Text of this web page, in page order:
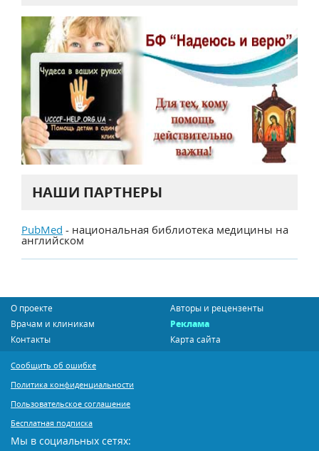
НАШИ ПАРТНЕРЫ
PubMed - национальная библиотека медицины на
английском
О проекте
Авторы и рецензенты
Врачам и клиникам
Реклама
Контакты
Карта сайта
Сообщить об ошибке
Политика конфиденциальности
Пользовательское соглашение
Бесплатная подписка
Мы в социальных сетях: